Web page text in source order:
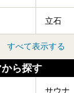
立石
すべて表示する
ら探す
サウナ